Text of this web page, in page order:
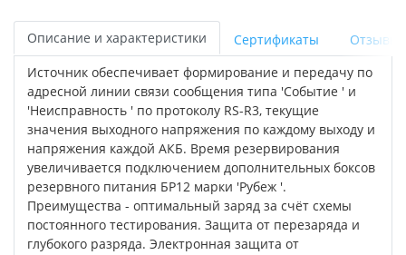
Описание и характеристики Сертификаты
Отзывы
Источник обеспечивает формирование и передачу по
адресной линии связи сообщения типа 'Событие ' и
'Неисправность ' по протоколу RS-R3, текущие
значения выходного напряжения по каждому выходу и
напряжения каждой АКБ. Время резервирования
увеличивается подключением дополнительных боксов
резервного питания БР12 марки 'Рубеж '.
Преимущества - оптимальный заряд за счёт схемы
постоянного тестирования. Защита от перезаряда и
глубокого разряда. Электронная защита от